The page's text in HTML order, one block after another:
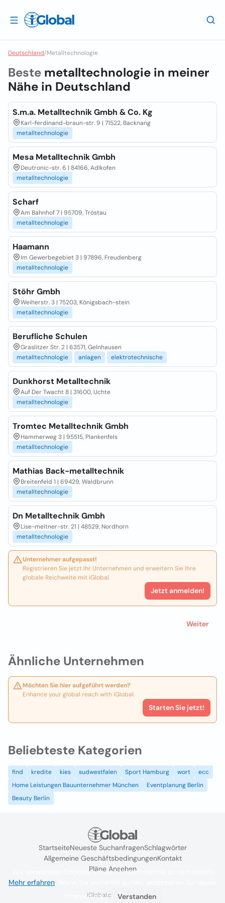
Deutschland/Metalltechnologie
Ähnliche Unternehmen
Möchten Sie hier aufgeführt werden?
Enhance your global reach with iGlobal.
Starten Sie jetzt!
Beste metalltechnologie in meiner
Nähe in Deutschland
S.m.a. Metalltechnik Gmbh & Co. Kg
Karl-ferdinand-braun-str. 9 | 71522, Backnang
metalltechnologie
Mesa Metalltechnik Gmbh
Deutronic-str. 6 | 84166, Adlkofen
metalltechnologie
Scharf
Am Bahnhof 7 | 95709, Tröstau
metalltechnologie
Haamann
Im Gewerbegebiet 3 | 97896, Freudenberg
metalltechnologie
Stöhr Gmbh
Weiherstr. 3 | 75203, Königsbach-stein
metalltechnologie
Berufliche Schulen
Graslitzer Str. 2 | 63571, Gelnhausen
metalltechnologie
anlagen elektrotechnische
Dunkhorst Metalltechnik
Auf Der Twacht 8 | 31600, Uchte
metalltechnologie
Tromtec Metalltechnik Gmbh
Hammerweg 3 | 95515, Plankenfels
metalltechnologie
Mathias Back-metalltechnik
Breitenfeld 1 | 69429, Waldbrunn
metalltechnologie
Dn Metalltechnik Gmbh
Lise-meitner-str. 21 | 48529, Nordhorn
metalltechnologie
Unternehmer aufgepasst!
Registrieren Sie jetzt Ihr Unternehmen und erweitern Sie Ihre
globale Reichweite mit iGlobal.
Jetzt anmelden!
Weiter
Beliebteste Kategorien
find kredite kies sudwestfalen Sport Hamburg wort
ecc
Home Leistungen Bauunternehmer München
Eventplanung Berlin
Beauty Berlin
StartseiteNeueste SuchanfragenSchlagwörter
Allgemeine GeschäftsbedingungenKontakt
Pläne Ansehen
iGlobal.co @ 2024
Wir verwenden Cookies, um das Nutzererlebnis zu verbessern
Mehr erfahren
Verwendung.
Verstanden